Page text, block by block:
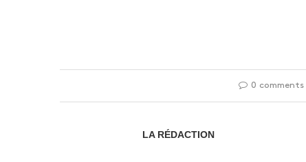
0 comments
LA RÉDACTION